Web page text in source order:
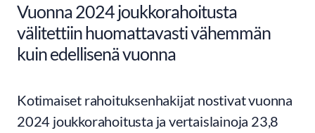
Vuonna 2024 joukkorahoitusta
välitettiin huomattavasti vähemmän
kuin edellisenä vuonna
Kotimaiset rahoituksenhakijat nostivat vuonna
2024 joukkorahoitusta ja vertaislainoja 23,8